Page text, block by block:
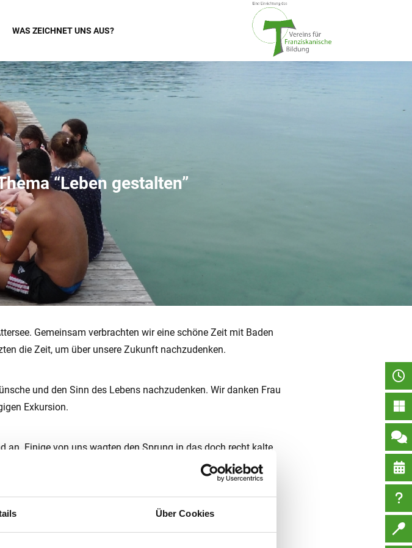
Über Cookies
WAS ZEICHNET UNS AUS?
“Leben gestalten”
Gemeinsam verbrachten wir eine schöne Zeit mit Baden
die Zeit, um über unsere Zukunft nachzudenken.
und den Sinn des Lebens nachzudenken. Wir danken Frau
Exkursion.
an. Einige von uns wagten den Sprung in das doch recht kalte
„Lebenserfahrung und Lebensgestaltung“. Dazu
auf unseren Berufswunsch hinleiten sollten. Alles in allem
lustiger Spiele lernten wir uns selbst und unsere